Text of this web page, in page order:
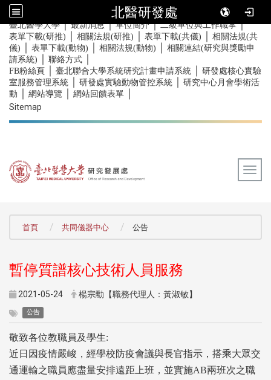
北醫研發處
::: 臺北醫學大學｜最新消息｜單位簡介｜二級單位與工作職掌｜
表單下載(研推) 相關法規(研推) 表單下載(共儀)
相關法規(共
儀)
表單下載(動物) 相關法規(動物)
相關連結(研究與獎勵申
請系統)
聯絡方式
FB粉絲頁 臺北聯合大學系統研究計畫申請系統
研發處核心實驗
室服務管理系統
研發處實驗動物管控系統
研究中心月會學術活
動
網站導覽 網站回饋表單
Sitemap
首頁 共同儀器中心 公告
暫停質譜核心技術人員服務
2021-05-24 楊宗勳【職務代理人：黃淑敏】
公告
敬致各位教職員及學生:
近日因疫情嚴峻，經學校防疫會議與長官指示，搭乘大眾交
通運輸之職員應盡量安排遠距上班，並實施AB兩班次之職